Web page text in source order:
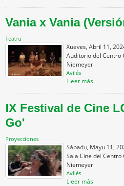
Vania x Vania
Teatru
Xueves, Abril 11,
Auditorio del Centro
Niemeyer
Avilés
Lleer más
IX Festival de Cine
Go'
Proyecciones
Sábadu, Mayu 11,
Sala Cine del
Niemeyer
Avilés
Lleer más